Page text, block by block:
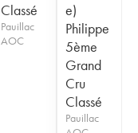
Classé
Pauillac
AOC
e)
Philippe
5ème
Grand
Cru
Classé
Pauillac